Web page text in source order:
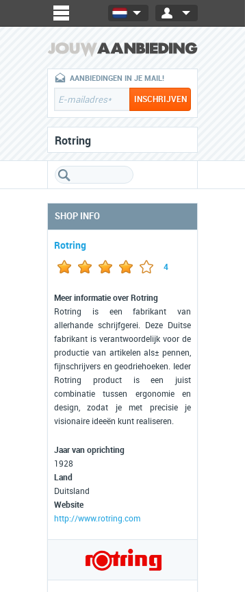
AANBIEDINGEN IN JE MAIL!
Rotring
SHOP INFO
Rotring
4
Meer informatie over Rotring
Rotring is een fabrikant van
allerhande schrijfgerei. Deze Duitse
fabrikant is verantwoordelijk voor de
productie van artikelen als± pennen,
fijnschrijvers en geodriehoeken. Ieder
Rotring product is een juist
combinatie tussen ergonomie en
design, zodat je met precisie je
visionaire ideeën kunt realiseren.
Jaar van oprichting
1928
Land
Duitsland
Website
http://www.rotring.com